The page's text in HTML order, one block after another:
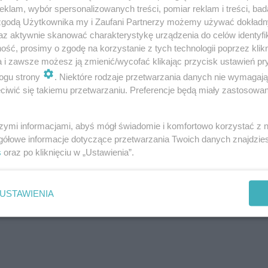
- Popek za życia - film według dystrybutorów
miejsc specjalnych pokazów. Produkcja, za którą
płyty DVD! Pierwsze daty i miejsca poznacie w linku
w kinach? >>
tej produkcji. W biografii nie brakuje tego, co dla
oraz megahit pt. Wodospady w rockowej wersji!
wybór spersonalizowanych treści, pomiar reklam i treści,
Użytkownika my i Zaufani Partnerzy możemy używać
aktywnie skanować charakterystykę urządzenia do celów
prosimy o zgodę na korzystanie z tych technologii poprzez
i zawsze możesz ją zmienić/wycofać klikając przycisk ustawień
strony
. Niektóre rodzaje przetwarzania danych nie
się takiemu przetwarzaniu. Preferencje będą miały
informacjami, abyś mógł świadomie i komfortowo korzystać z
informacje dotyczące przetwarzania Twoich danych
oraz po kliknięciu w „Ustawienia”.
USTAWIENIA